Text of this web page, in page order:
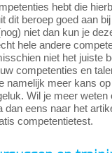
hebt die
dit beroep goed aan
niet dan kun je
hele andere
niet het juiste
competenties en
namelijk meer kans
Wil je meer weten
dan eens naar het
competentietest.